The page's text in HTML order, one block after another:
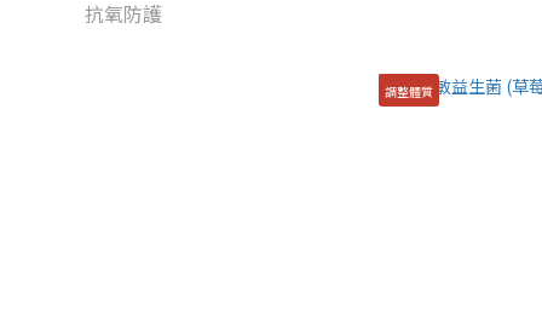
抗氧防護
調整體質